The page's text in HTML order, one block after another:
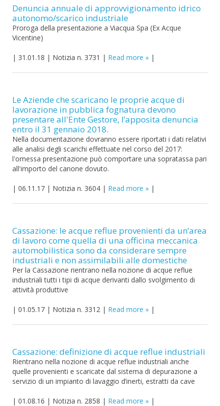
Denuncia annuale di approvvigionamento idrico
autonomo/scarico industriale
Proroga della presentazione a Viacqua Spa (Ex Acque
Vicentine)
| 31.01.18 | Notizia n. 3731 | Read more |
Le Aziende che scaricano le proprie acque di
lavorazione in pubblica fognatura devono
presentare all'Ente Gestore, l’apposita denuncia
entro il 31 gennaio 2018.
Nella documentazione dovranno essere riportati i dati relativi
alle analisi degli scarichi effettuate nel corso del 2017:
l'omessa presentazione può comportare una sopratassa pari
all'importo del canone dovuto.
| 06.11.17 | Notizia n. 3604 | Read more |
Cassazione: le acque reflue provenienti da un’area
di lavoro come quella di una officina meccanica
automobilistica sono da considerare sempre
industriali e non assimilabili alle domestiche
Per la Cassazione rientrano nella nozione di acque reflue
industriali tutti i tipi di acque derivanti dallo svolgimento di
attività produttive
| 01.05.17 | Notizia n. 3312 | Read more |
Cassazione: definizione di acque reflue industriali
Rientrano nella nozione di acque reflue industriali anche
quelle provenienti e scaricate dal sistema di depurazione a
servizio di un impianto di lavaggio d’inerti, estratti da cave
| 01.08.16 | Notizia n. 2858 | Read more |